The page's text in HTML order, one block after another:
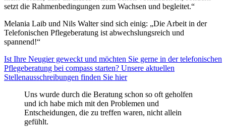
setzt die Rahmenbedingungen zum Wachsen und begleitet.“
Melania Laib und Nils Walter sind sich einig: „Die Arbeit in der
Telefonischen Pflegeberatung ist abwechslungsreich und
spannend!“
Ist Ihre Neugier geweckt und möchten Sie gerne in der telefonischen
Pflegeberatung bei compass starten? Unsere aktuellen
Stellenausschreibungen finden Sie hier
Uns wurde durch die Beratung schon so oft geholfen
und ich habe mich mit den Problemen und
Entscheidungen, die zu treffen waren, nicht allein
gefühlt.